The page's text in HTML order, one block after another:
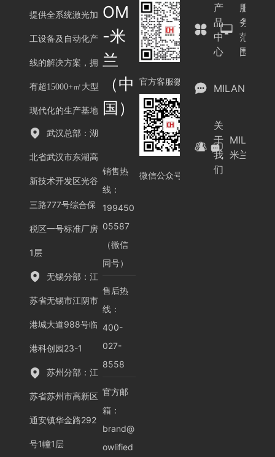
提供全系统激光加
工设备及自动化产
线的解决方案，拥
有超15000+㎡大型
现代化的生产基地
武汉总部：湖
北省武汉市东湖高
新技术开发区光谷
三路777号综合保
税区一号标准厂房
1层
无锡分部：江
苏省无锡市江阴市
港城大道988号临
港科创园23-1
苏州分部：江
苏省苏州市高新区
通安镇华金路292
号1幢1层
OM
-米
兰
（中
国）
销售热
线：
199450
05587
（微信
同号）
售后热
线：
400-
027-
8558
官方邮
箱：
brand@
owlified
官方客服微信
微信公众号
产
品
中
心
服
务
范
围
MILAN.COM
关
于
我
们
米兰（中